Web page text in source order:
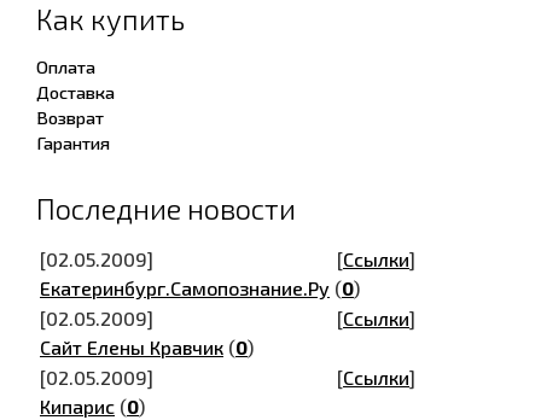
Как купить
Оплата
Доставка
Возврат
Гарантия
Последние новости
[02.05.2009] [Ссылки]
Екатеринбург.Самопознание.Ру (0)
[02.05.2009]
[Ссылки]
Сайт Елены Кравчик (0)
[02.05.2009]
[Ссылки]
Кипарис (0)